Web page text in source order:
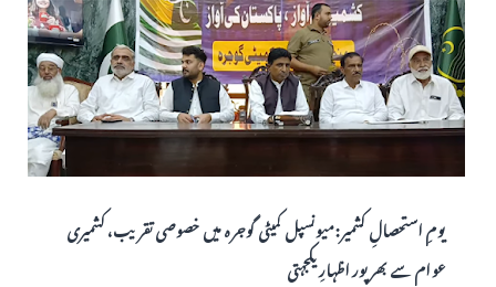
یومِ استحصالِ کشمیر: میونسپل کمیٹی گوجرہ میں خصوصی تقریب، کشمیری
عوام سے بھرپور اظہارِ یکجہتی